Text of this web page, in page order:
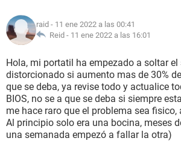
raid - 11 ene 2022 a las 00:41
Reid - 11 ene 2022 a las 16:01
Hola, mi portatil ha empezado a soltar el
distorcionado si aumento mas de 30%
que se deba, ya revise todo y actualice
BIOS, no se a que se deba si siempre
me hace raro que el problema sea
Al principio solo era una bocina, meses
una semanada empezó a fallar la otra)